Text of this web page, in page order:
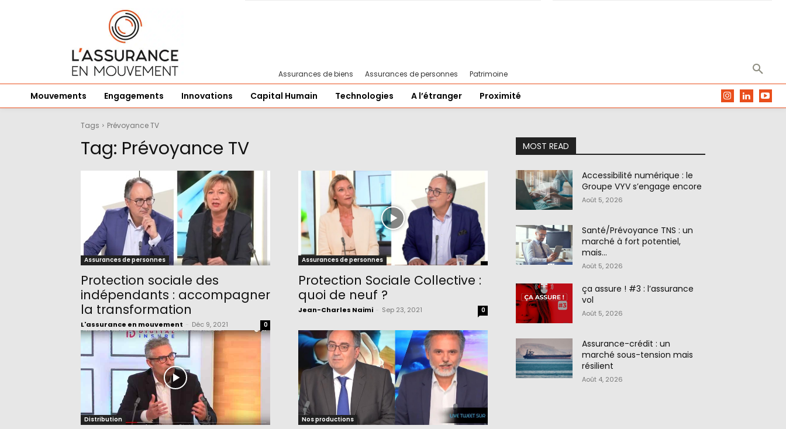
Assurances de biens Assurances de personnes Patrimoine
Mouvements Engagements Innovations Capital Humain Technologies A l’étranger Proximité
Tags Prévoyance TV
Tag: Prévoyance TV
Assurances de personnes
Protection sociale des
indépendants : accompagner
la transformation
L'assurance en mouvement Déc 9, 2021 0
Assurances de personnes
Protection Sociale Collective :
quoi de neuf ?
Jean-Charles Naimi Sep 23, 2021 0
Distribution Nos productions
MOST READ
Accessibilité numérique : le
Groupe VYV s’engage encore
Août 5, 2026
Santé/Prévoyance TNS : un
marché à fort potentiel,
mais…
Août 5, 2026
ça assure ! #3 : l’assurance
vol
Août 5, 2026
Assurance-crédit : un
marché sous-tension mais
résilient
Août 4, 2026